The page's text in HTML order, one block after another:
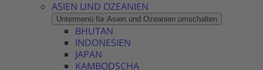
ASIEN UND OZEANIEN
Untermenü für Asien und Ozeanien umschalten
BHUTAN
INDONESIEN
JAPAN
KAMBODSCHA